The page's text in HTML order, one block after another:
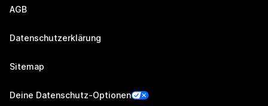
AGB
Datenschutzerklärung
Sitemap
Deine Datenschutz-Optionen